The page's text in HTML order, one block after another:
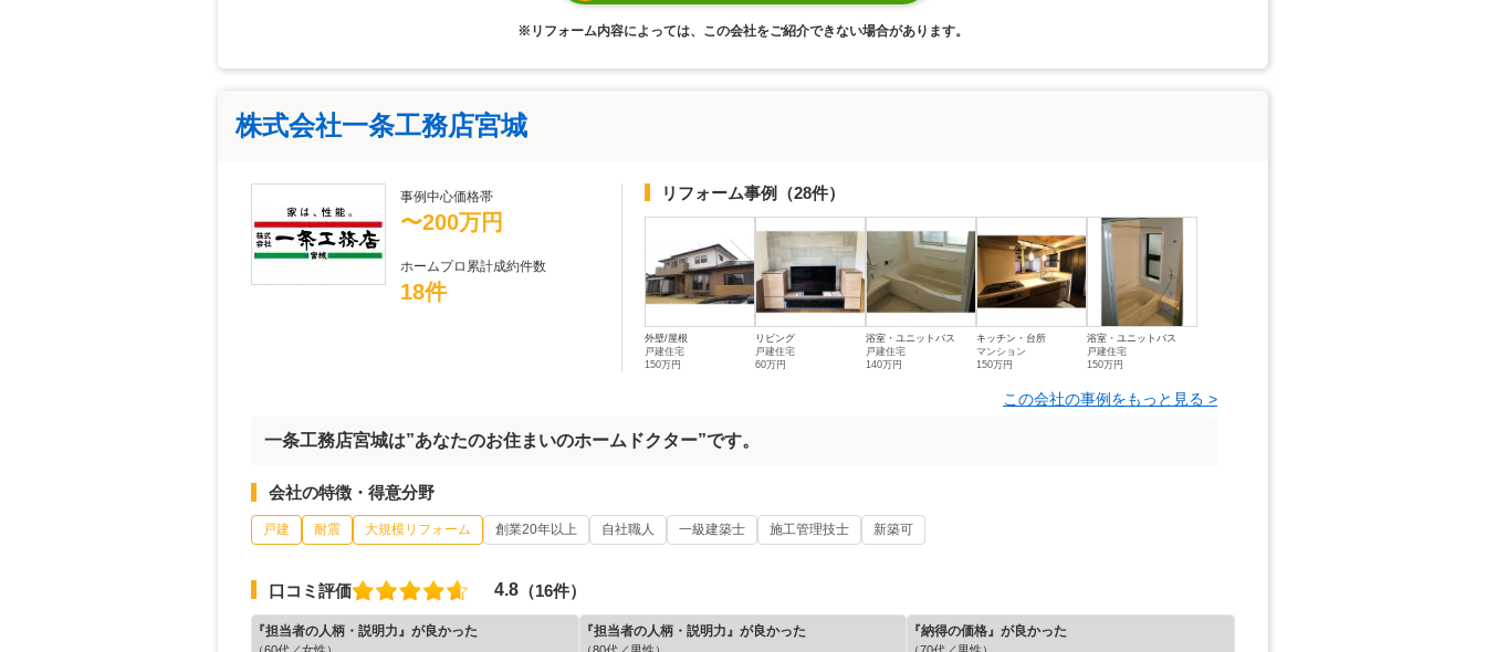
※リフォーム内容によっては、この会社をご紹介できない場合があります。
株式会社一条工務店宮城
事例中心価格帯
〜200万円
ホームプロ累計成約件数
18件
リフォーム事例 （28件）
外壁/屋根
戸建住宅
150万円
リビング
戸建住宅
60万円
浴室・ユニットバス
戸建住宅
140万円
キッチン・台所
マンション
150万円
浴室・ユニットバス
戸建住宅
150万円
この会社の事例をもっと見る >
一条工務店宮城は”あなたのお住まいのホームドクター”です。
会社の特徴・得意分野
戸建 耐震 大規模リフォーム 創業20年以上 自社職人 一級建築士 施工管理技士 新築可
口コミ評価 4.8 （16件）
『担当者の人柄・説明力』が良かった 『担当者の人柄・説明力』が良かった 『納得の価格』が良かった